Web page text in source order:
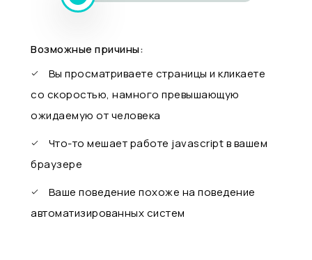
Возможные причины:
Вы просматриваете страницы и кликаете
со скоростью, намного превышающую
ожидаемую от человека
Что-то мешает работе javascript в вашем
браузере
Ваше поведение похоже на поведение
автоматизированных систем